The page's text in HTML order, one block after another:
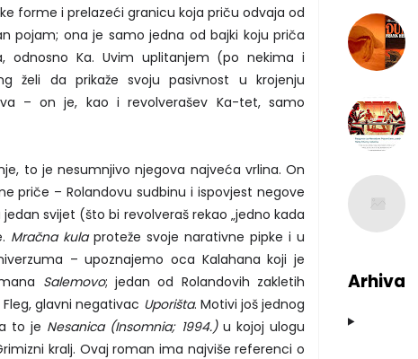
forme i prelazeći granicu koja priču odvaja od
pojam; ona je samo jedna od bajki koju priča
odnosno Ka. Uvim uplitanjem (po nekima i
želi da prikaže svoju pasivnost u krojenju
– on je, kao i revolverašev Ka-tet, samo
to je nesumnjivo njegova najveća vrlina. On
priče – Rolandovu sudbinu i ispovjest negove
svijet (što bi revolveraš rekao „jedno kada
Mračna kulaproteže svoje narativne pipke i u
– upoznajemo oca Kalahana koji je
Salemovo; jedan od Rolandovih zakletih
glavni negativac Uporišta. Motivi još jednog
to je Nesanica (Insomnia; 1994.)u kojoj ulogu
kralj. Ovaj roman ima najviše referenci o
Arhiva